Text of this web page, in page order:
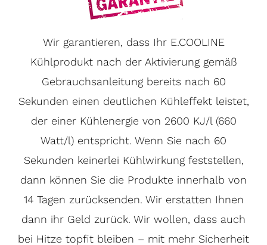
Wir garantieren, dass Ihr E.COOLINE
Kühlprodukt nach der Aktivierung gemäß
Gebrauchsanleitung bereits nach 60
Sekunden einen deutlichen Kühleffekt leistet,
der einer Kühlenergie von 2600 KJ/l (660
Watt/l) entspricht. Wenn Sie nach 60
Sekunden keinerlei Kühlwirkung feststellen,
dann können Sie die Produkte innerhalb von
14 Tagen zurücksenden. Wir erstatten Ihnen
dann ihr Geld zurück. Wir wollen, dass auch
bei Hitze topfit bleiben – mit mehr Sicherheit